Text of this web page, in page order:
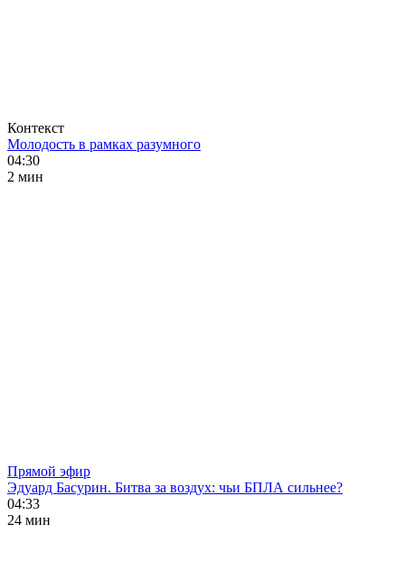
Контекст
Молодость в рамках разумного
04:30
2 мин
Прямой эфир
Эдуард Басурин. Битва за воздух: чьи БПЛА сильнее?
04:33
24 мин